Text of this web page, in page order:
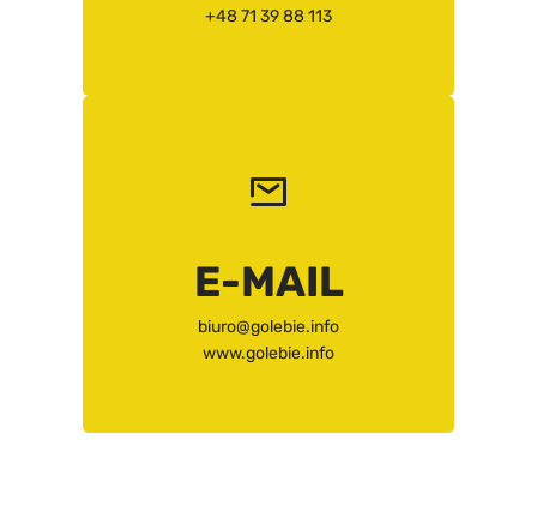
+48 71 39 88 113
E-MAIL
biuro@golebie.info
www.golebie.info